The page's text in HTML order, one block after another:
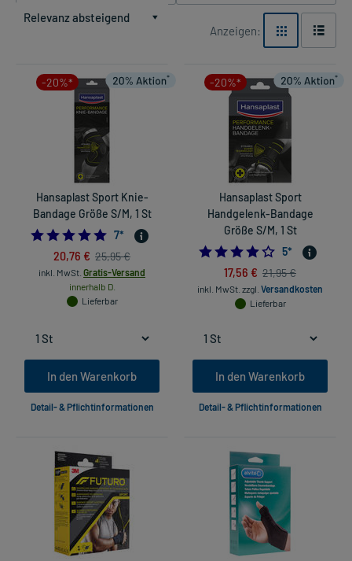
Relevanz absteigend
Anzeigen:
-20%*
Hansaplast Sport Knie-
Bandage Größe S/M, 1 St
4.857142857142857
7*
20,76 € 25,95 €
inkl. MwSt. Gratis-Versand
innerhalb D.
Lieferbar
In den Warenkorb
Detail- & Pflichtinformationen
-20%*
Hansaplast Sport
Handgelenk-Bandage
Größe S/M, 1 St
4.2
5*
17,56 € 21,95 €
inkl. MwSt. zzgl. Versandkosten
Lieferbar
In den Warenkorb
Detail- & Pflichtinformationen